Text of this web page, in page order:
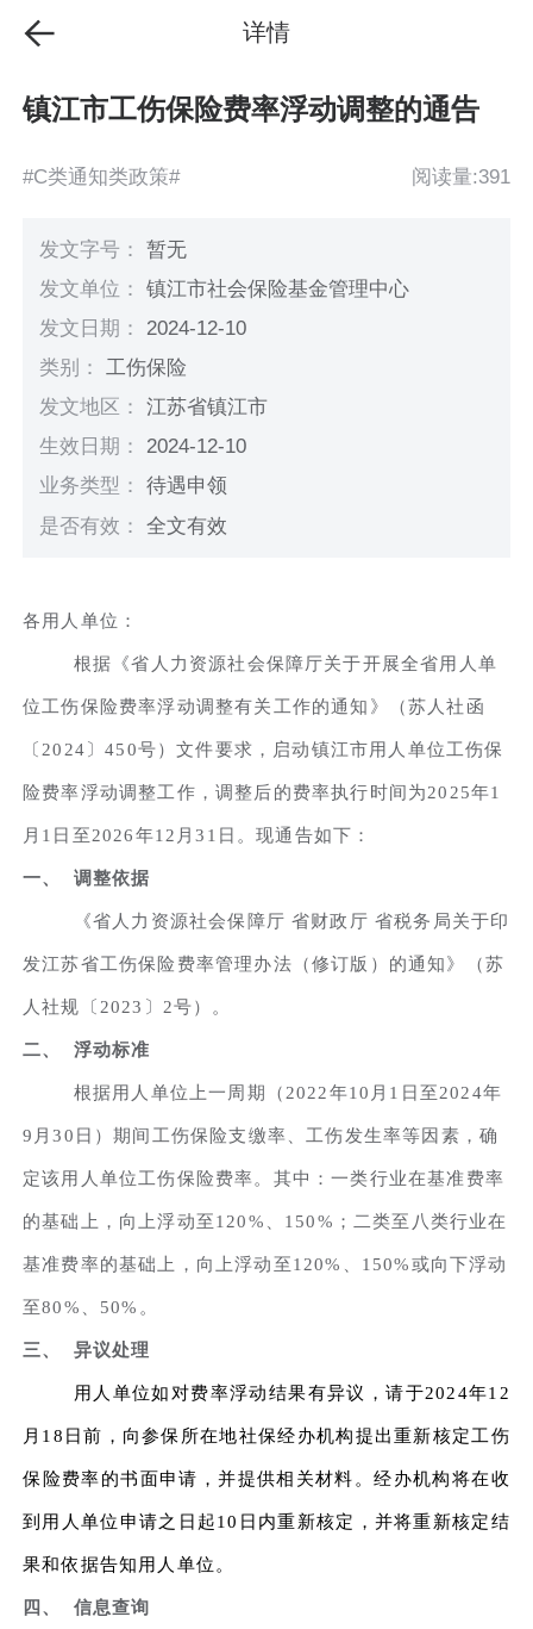
详情
镇江市工伤保险费率浮动调整的通告
#C类通知类政策# 阅读量:391
发文字号：暂无
发文单位：镇江市社会保险基金管理中心
发文日期： 2024-12-10
类别：工伤保险
发文地区：江苏省镇江市
生效日期： 2024-12-10
业务类型：待遇申领
是否有效：全文有效
各用人单位：
根据《省人力资源社会保障厅关于开展全省用人单
位工伤保险费率浮动调整有关工作的通知》（苏人社函
〔2024〕450号）文件要求，启动镇江市用人单位工伤保
险费率浮动调整工作，调整后的费率执行时间为2025年1
月1日至2026年12月31日。现通告如下：
一、 调整依据
《省人力资源社会保障厅 省财政厅 省税务局关于印
发江苏省工伤保险费率管理办法（修订版）的通知》（苏
人社规〔2023〕2号）。
二、 浮动标准
根据用人单位上一周期（2022年10月1日至2024年
9月30日）期间工伤保险支缴率、工伤发生率等因素，确
定该用人单位工伤保险费率。其中：一类行业在基准费率
的基础上，向上浮动至120%、150%；二类至八类行业在
基准费率的基础上，向上浮动至120%、150%或向下浮动
至80%、50%。
三、 异议处理
用人单位如对费率浮动结果有异议，请于2024年12
月18日前，向参保所在地社保经办机构提出重新核定工伤
保险费率的书面申请，并提供相关材料。经办机构将在收
到用人单位申请之日起10日内重新核定，并将重新核定结
果和依据告知用人单位。
四、 信息查询